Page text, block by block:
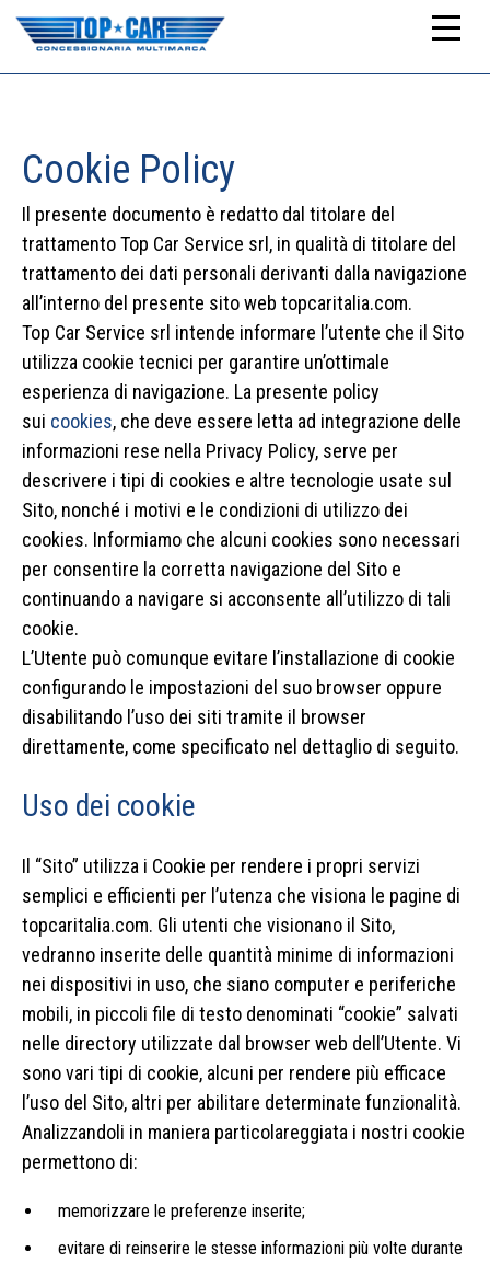
Cookie Policy
Il presente documento è redatto dal titolare del
trattamento Top Car Service srl, in qualità di titolare del
trattamento dei dati personali derivanti dalla navigazione
all’interno del presente sito web topcaritalia.com.
Top Car Service srl intende informare l’utente che il Sito
utilizza cookie tecnici per garantire un’ottimale
esperienza di navigazione. La presente policy
sui cookies, che deve essere letta ad integrazione delle
informazioni rese nella Privacy Policy, serve per
descrivere i tipi di cookies e altre tecnologie usate sul
Sito, nonché i motivi e le condizioni di utilizzo dei
cookies. Informiamo che alcuni cookies sono necessari
per consentire la corretta navigazione del Sito e
continuando a navigare si acconsente all’utilizzo di tali
cookie.
L’Utente può comunque evitare l’installazione di cookie
configurando le impostazioni del suo browser oppure
disabilitando l’uso dei siti tramite il browser
direttamente, come specificato nel dettaglio di seguito.
Uso dei cookie
Il “Sito” utilizza i Cookie per rendere i propri servizi
semplici e efficienti per l’utenza che visiona le pagine di
topcaritalia.com. Gli utenti che visionano il Sito,
vedranno inserite delle quantità minime di informazioni
nei dispositivi in uso, che siano computer e periferiche
mobili, in piccoli file di testo denominati “cookie” salvati
nelle directory utilizzate dal browser web dell’Utente. Vi
sono vari tipi di cookie, alcuni per rendere più efficace
l’uso del Sito, altri per abilitare determinate funzionalità.
Analizzandoli in maniera particolareggiata i nostri cookie
permettono di:
memorizzare le preferenze inserite;
evitare di reinserire le stesse informazioni più volte durante